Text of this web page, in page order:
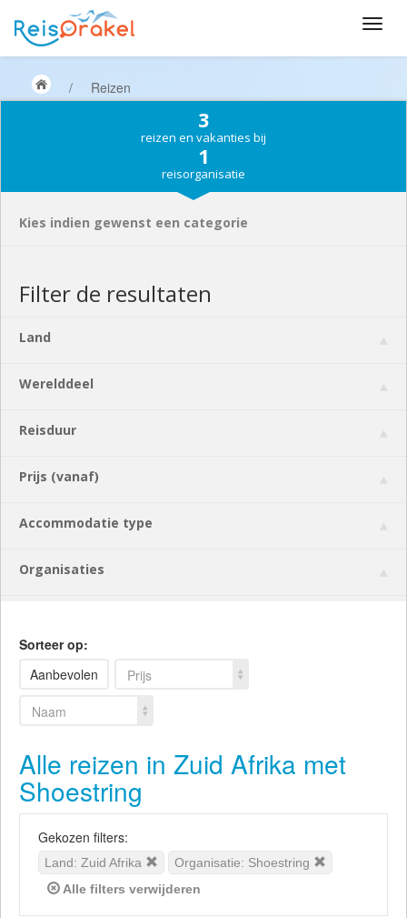
/ Reizen
3
reizen en vakanties bij
1
reisorganisatie
Kies indien gewenst een categorie
Filter de resultaten
Land
Werelddeel
Reisduur
Prijs (vanaf)
Accommodatie type
Organisaties
Sorteer op:
Aanbevolen
Prijs
Naam
Alle reizen in Zuid Afrika met
Shoestring
Gekozen filters:
Land: Zuid Afrika
Organisatie: Shoestring
Alle filters verwijderen